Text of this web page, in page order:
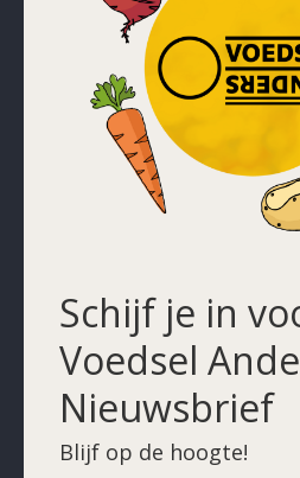
Schijf je in
Voedsel
Nieuwsbrief
Blijf op de hoogte!